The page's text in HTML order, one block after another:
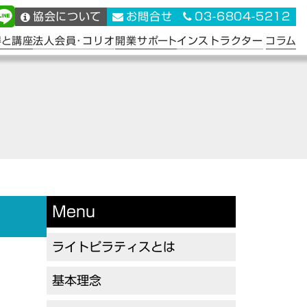
協会について お問合せ 03-6804-5212
講座法人会員･コリオ開業サポートインストラクター コラム
Menu
ライトピラティスとは
基本理念